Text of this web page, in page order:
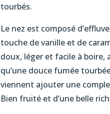
tourbés.
Le nez est composé
touche de vanille et de
doux, léger et facile à boire,
qu’une douce fumée
viennent ajouter une
Bien fruité et d’une belle